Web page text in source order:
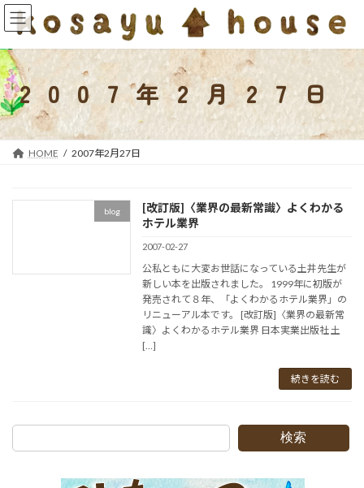
コ
ン
ン
ツ
へ
ス
キ
ッ
ナ
ビ
ー
シ
ョ
ン
に
移
2007年2月27日
HOME 2007年2月27日
blog
[改訂版]〈業界の最新常識〉よくわかる
ホテル業界
2007-02-27
公私ともに大変お世話になっている土井先生が
新しい本を出版されました。 1999年に初版が
発売されて８年、「よくわかるホテル業界」の
リニューアル本です。 [改訂版]〈業界の最新常
識〉よくわかるホテル業界 日本実業出版社 土
[…]
続きを読む
検索